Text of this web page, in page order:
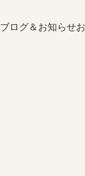
ブログ＆お知らせ